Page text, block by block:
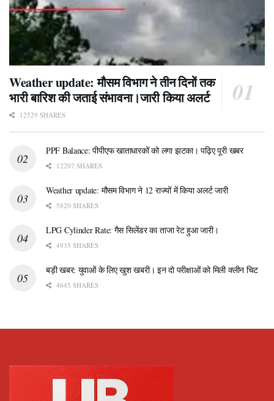
Weather update: मौसम विभाग ने तीन दिनों तक
भारी बारिश की जताई संभावना।जारी किया अलर्ट
12529 SHARES
PPF Balance: पीपीएफ खाताधारकों को लगा झटका। पढ़िए पूरी खबर
12207 SHARES
Weather update: मौसम विभाग ने 12 राज्यों में किया अलर्ट जारी
5820 SHARES
LPG Cylinder Rate: गैस सिलेंडर का ताजा रेट हुआ जारी।
4935 SHARES
बड़ी खबर: युवाओं के लिए खुश खबरी। इन दो परीक्षाओं को मिली क्लीन चिट
4645 SHARES